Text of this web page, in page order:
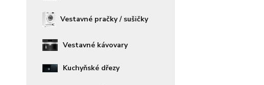
Vestavné pračky / sušičky
Vestavné kávovary
Kuchyňské dřezy